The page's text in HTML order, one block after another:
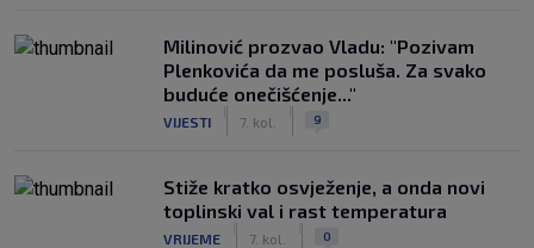
Milinović prozvao Vladu: "Pozivam
Plenkovića da me posluša. Za svako
buduće onečišćenje..."
VIJESTI 7. kol. 9
Stiže kratko osvježenje, a onda novi
toplinski val i rast temperatura
VRIJEME 7. kol. 0